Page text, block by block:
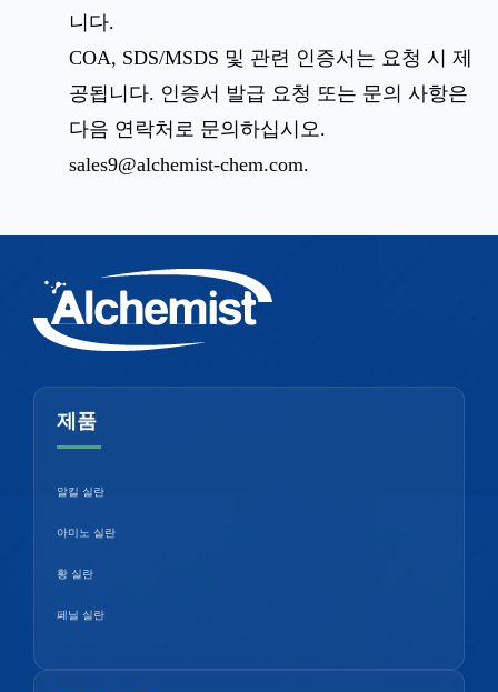
니다.
COA, SDS/MSDS 및 관련 인증서는 요청 시 제
공됩니다. 인증서 발급 요청 또는 문의 사항은
다음 연락처로 문의하십시오.
sales9@alchemist-chem.com.
제품
알킬 실란
아미노 실란
황 실란
페닐 실란